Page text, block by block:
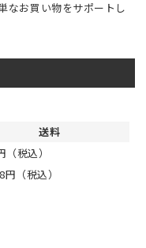
なお買い物をサポートし
送料
（税込）
円（税込）